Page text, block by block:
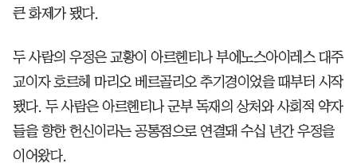
큰 화제가 됐다.
두 사람의 우정은 교황이 아르헨티나 부에노스아이레스 대주
교이자 호르헤 마리오 베르골리오 추기경이었을 때부터 시작
됐다. 두 사람은 아르헨티나 군부 독재의 상처와 사회적 약자
들을 향한 헌신이라는 공통점으로 연결돼 수십 년간 우정을
이어왔다.